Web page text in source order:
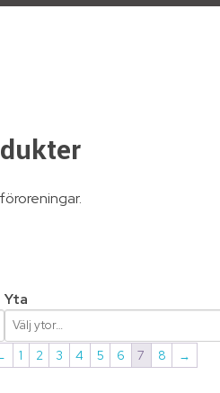
Yta
1 2 3 4 5 6 7 8 →